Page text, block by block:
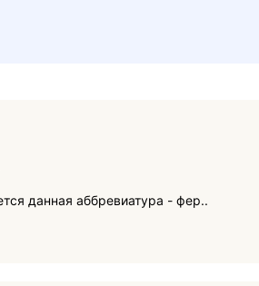
На данной странице вы сможете узнать как расшифровывается данная аббревиатура - фер..